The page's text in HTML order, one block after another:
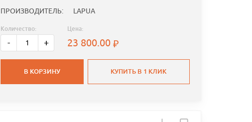
ПРОИЗВОДИТЕЛЬ: LAPUA
Количество:
- +
Цена:
23 800.00
В КОРЗИНУ КУПИТЬ В 1 КЛИК